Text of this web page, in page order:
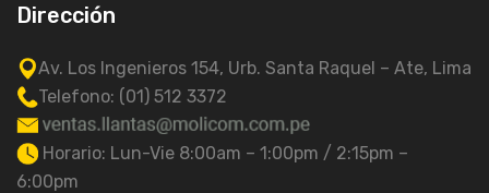
Dirección
Av. Los Ingenieros 154, Urb. Santa Raquel – Ate, Lima
Telefono: (01) 512 3372
Horario: Lun-Vie 8:00am – 1:00pm / 2:15pm –
6:00pm